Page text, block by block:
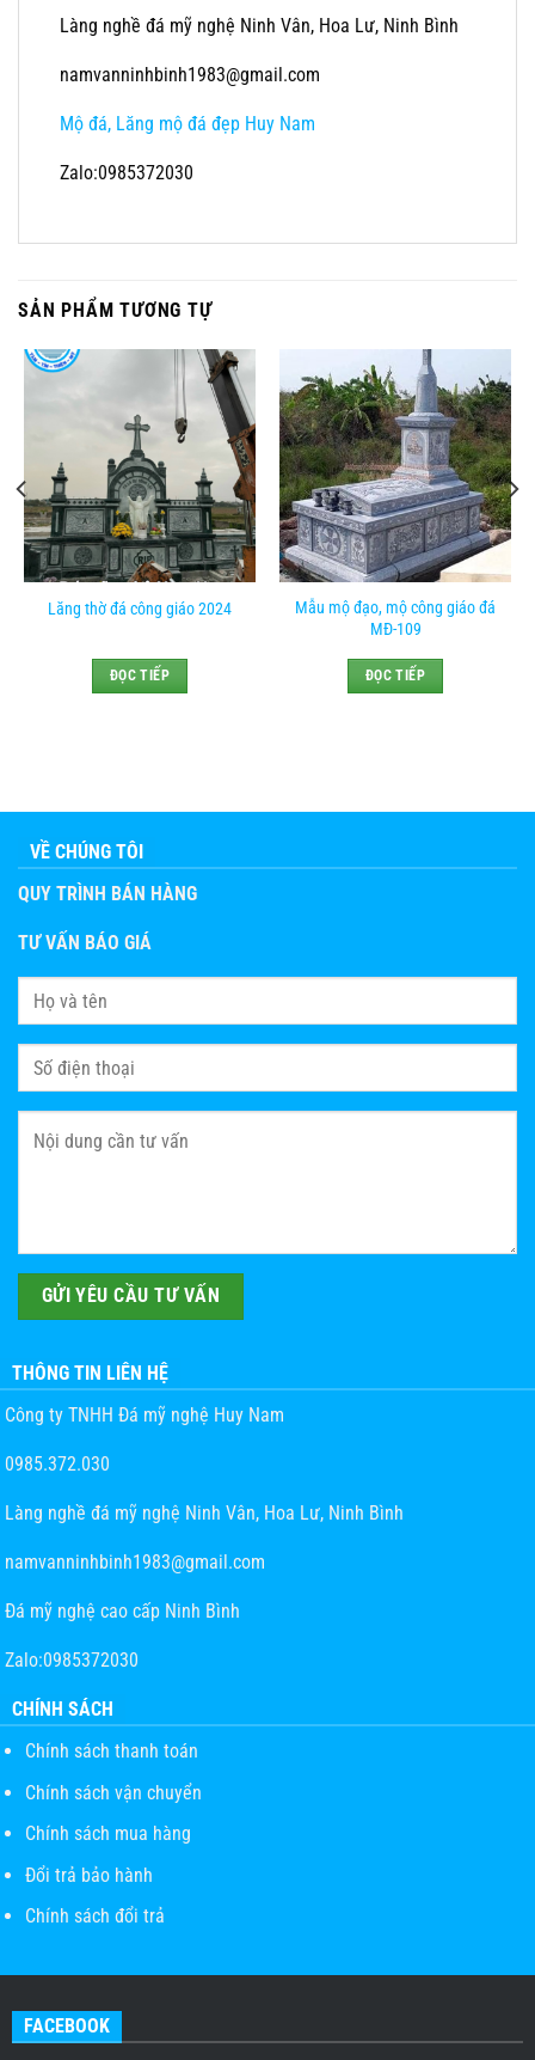
Làng nghề đá mỹ nghệ Ninh Vân, Hoa Lư, Ninh Bình
namvanninhbinh1983@gmail.com
Mộ đá, Lăng mộ đá đẹp Huy Nam
Zalo:0985372030
SẢN PHẨM TƯƠNG TỰ
Lăng thờ đá công giáo 2024
ĐỌC TIẾP
Mẫu mộ đạo, mộ công giáo đá
MĐ-109
ĐỌC TIẾP
VỀ CHÚNG TÔI
QUY TRÌNH BÁN HÀNG
TƯ VẤN BÁO GIÁ
THÔNG TIN LIÊN HỆ
Công ty TNHH Đá mỹ nghệ Huy Nam
0985.372.030
Làng nghề đá mỹ nghệ Ninh Vân, Hoa Lư, Ninh Bình
namvanninhbinh1983@gmail.com
Đá mỹ nghệ cao cấp Ninh Bình
Zalo:0985372030
CHÍNH SÁCH
Chính sách thanh toán
Chính sách vận chuyển
Chính sách mua hàng
Đổi trả bảo hành
Chính sách đổi trả
FACEBOOK